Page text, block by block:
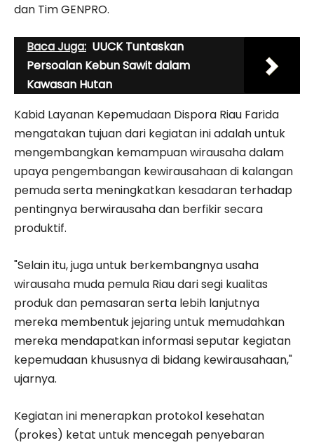
dan Tim GENPRO.
Baca Juga: UUCK Tuntaskan
Persoalan Kebun Sawit dalam
Kawasan Hutan
Kabid Layanan Kepemudaan Dispora Riau Farida
mengatakan tujuan dari kegiatan ini adalah untuk
mengembangkan kemampuan wirausaha dalam
upaya pengembangan kewirausahaan di kalangan
pemuda serta meningkatkan kesadaran terhadap
pentingnya berwirausaha dan berfikir secara
produktif.
"Selain itu, juga untuk berkembangnya usaha
wirausaha muda pemula Riau dari segi kualitas
produk dan pemasaran serta lebih lanjutnya
mereka membentuk jejaring untuk memudahkan
mereka mendapatkan informasi seputar kegiatan
kepemudaan khususnya di bidang kewirausahaan,"
ujarnya.
Kegiatan ini menerapkan protokol kesehatan
(prokes) ketat untuk mencegah penyebaran